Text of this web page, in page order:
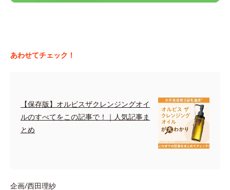
あわせてチェック！
【保存版】オルビスザクレンジングオイ
ルのすべてをこの記事で！｜人気記事ま
とめ
企画/西田理紗